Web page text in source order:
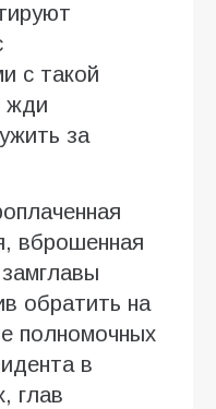
с такой
жди
за
вброшенная
обратить на
полномочных
в
глав